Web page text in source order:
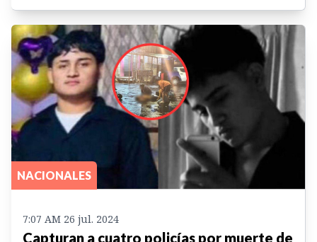
NACIONALES
7:07 AM 26 jul. 2024
Capturan a cuatro policías por muerte de